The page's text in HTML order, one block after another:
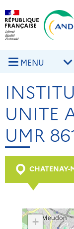
Aller au contenu
MENU
UNITE
UMR
CHATENAY-
+